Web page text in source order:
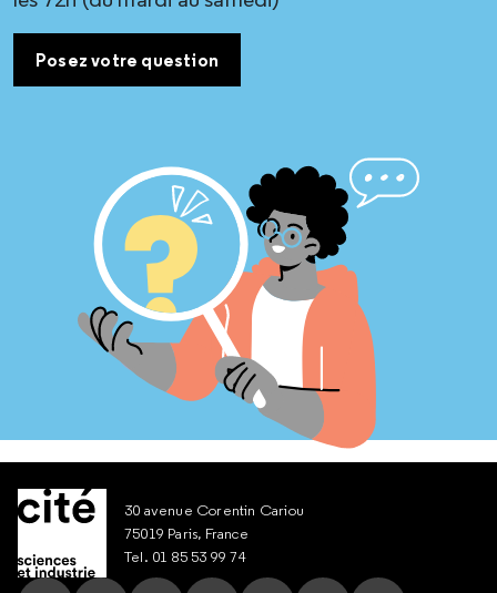
Posez votre question
30 avenue Corentin Cariou
75019 Paris, France
Tel. 01 85 53 99 74